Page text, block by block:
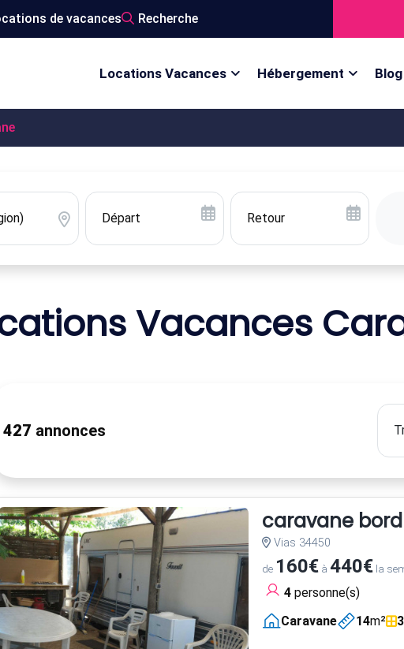
de vacances Recherche
Locations Vacances Hébergement Blog
Vacances
427 annonces
caravane
Vias 34450
de 160€à 440€la
4personne(s)
Caravane
14m² 3